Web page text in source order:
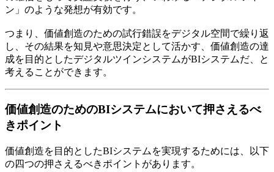
ン」のような発想が有効です。
つまり、価値創造のための試行錯誤をデジタル空間で繰り返
し、その結果を知見や意思決定として活かす、価値創造の達
成を目的としたデジタルツインシステムがBIシステムだ、と
考えることができます。
価値創造のためのBIシステムにおいて押さえるべ
きポイント
価値創造を目的としたBIシステムを実現するためには、以下
の四つの押さえるべきポイントがあります。